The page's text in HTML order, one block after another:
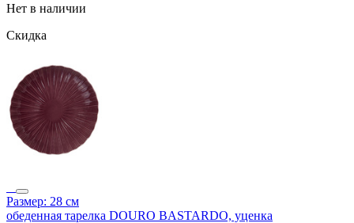
Нет в наличии
Скидка
Размер: 28 см
обеденная тарелка DOURO BASTARDO, уценка